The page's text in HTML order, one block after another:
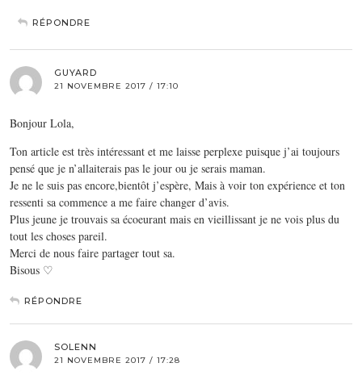
RÉPONDRE
GUYARD
21 NOVEMBRE 2017 / 17:10
Bonjour Lola,
Ton article est très intéressant et me laisse perplexe puisque j’ai toujours
pensé que je n’allaiterais pas le jour ou je serais maman.
Je ne le suis pas encore,bientôt j’espère, Mais à voir ton expérience et ton
ressenti sa commence a me faire changer d’avis.
Plus jeune je trouvais sa écoeurant mais en vieillissant je ne vois plus du
tout les choses pareil.
Merci de nous faire partager tout sa.
Bisous ♡
RÉPONDRE
SOLENN
21 NOVEMBRE 2017 / 17:28